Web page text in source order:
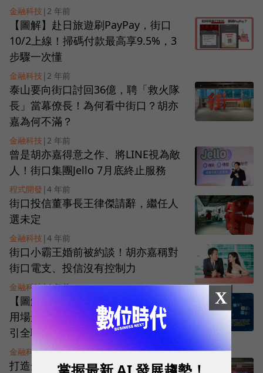
金融科技 | 2 年前
【圖解】赴日旅遊刷PayPay，街口
10/2上線！掃碼付款最高享9.5%，3
步驟一次懂
金融科技 | 2 年前
泰山要向街口討回36億，聘「救火隊
長」當幕僚長！為何看中街口？胡亦
嘉為何不滿？
金融科技 | 2 年前
曾是胡亦嘉得意之作、將LINE視為敵
人！街口集團Jello 7月底終止服務
程式開發 | 4 年前
街口投信董事長王律傑請辭，繼任人
選未定
金融科技 | 4 年前
街口小霸王婚前被約談！胡亦嘉稱對
街口電支、投信沒有控制力
金融科技|4 年前
【圖解】爭奪電支執照，全面拓展應
用場景！1％利潤的支付市場，為何吸
引全聯、全家搶進？
金融科技|4 年前
打造全台「最科技」籃球隊！胡亦嘉
X